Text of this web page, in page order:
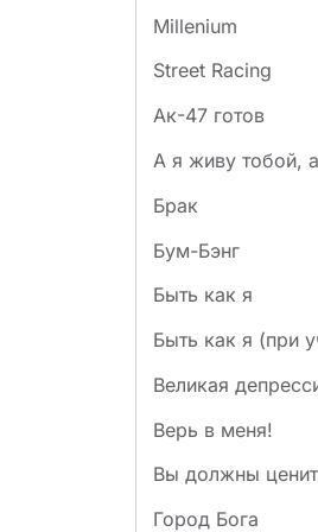
Millenium
Street Racing
Ак-47 готов
А я живу тобой,
Брак
Бум-Бэнг
Быть как я
Быть как я (при
Великая
Верь в меня!
Вы должны
Город Бога